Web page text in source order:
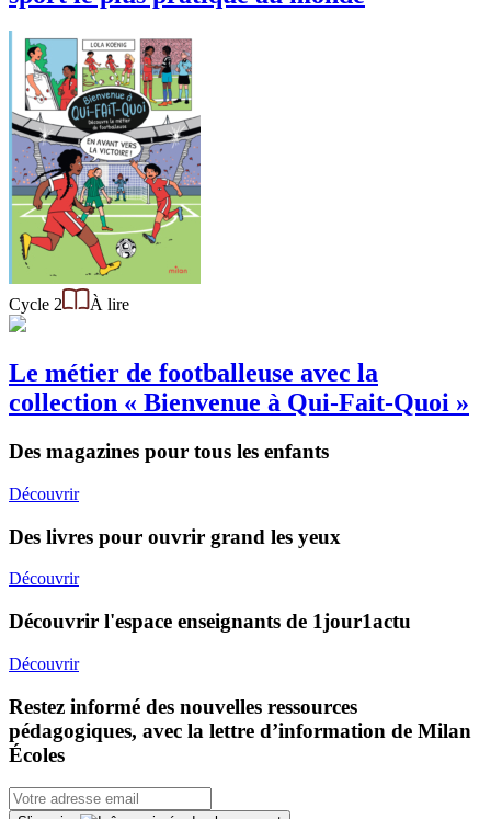
Cycle 2 À lire
Le métier de footballeuse avec la
collection « Bienvenue à Qui-Fait-Quoi »
Des magazines pour tous les enfants
Découvrir
Des livres pour ouvrir grand les yeux
Découvrir
Découvrir l'espace enseignants de 1jour1actu
Découvrir
Restez informé des nouvelles ressources
pédagogiques, avec la lettre d’information de Milan
Écoles